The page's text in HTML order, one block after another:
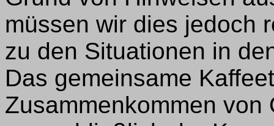
müssen wir dies jedoch
zu den Situationen in
Das gemeinsame
Zusammenkommen